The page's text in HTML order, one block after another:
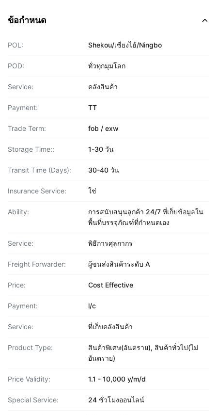
ข้อกำหนด
POL: Shekou/เซี่ยงไฮ้/Ningbo
POD: ทั่วทุกมุมโลก
Service: คลังสินค้า
Payment: TT
Trade Term: fob / exw
Storage Time:: 1-30 วัน
Transit Time (Days): 30-40 วัน
Insurance Service: ใช่
Ability:
การสนับสนุนลูกค้า 24/7 ที่เก็บข้อมูลใน
พื้นที่บรรจุภัณฑ์ที่กำหนดเอง
Service: พิธีการศุลกากร
Freight Forwarder: ผู้ขนส่งสินค้าระดับ A
Price: Cost Effective
Payment: l/c
Service: ที่เก็บคลังสินค้า
Product Type:
สินค้าพิเศษ(อันตราย), สินค้าทั่วไป(ไม่
อันตราย)
Price Validity: 1.1 - 10,000 y/m/d
Special Service: 24 ชั่วโมงออนไลน์